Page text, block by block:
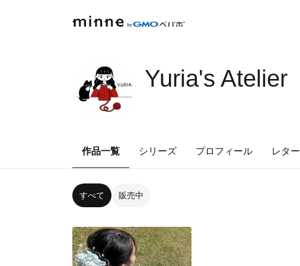
Yuria's Atelier
作品一覧 シリーズ プロフィール レター
すべて 販売中